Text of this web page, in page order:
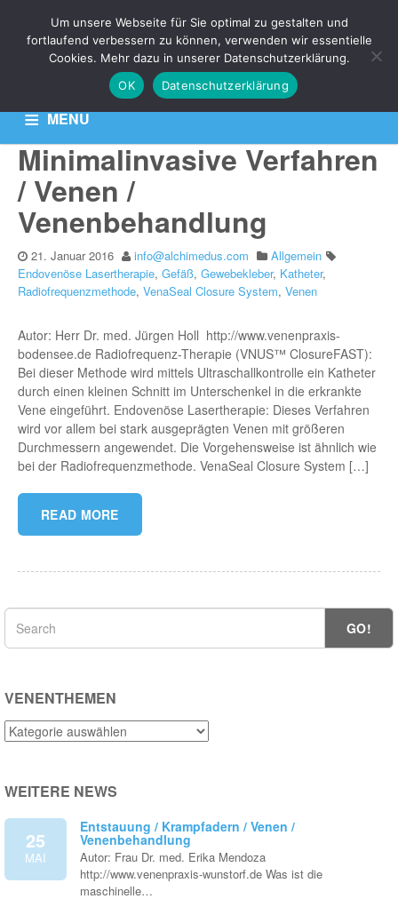
MENU
HOME KONTAKT DATENSCHUTZERKLÄRUNG
THEMA:
Aktuelle News zu Ihren Venen-Themen: Krampfadern,
Besenreiser & Co
Minimalinvasive Verfahren
/ Venen /
Venenbehandlung
21. Januar 2016 info@alchimedus.com
Allgemein
Endovenöse Lasertherapie, Gefäß, Gewebekleber, Katheter,
Radiofrequenzmethode, VenaSeal Closure System, Venen
Autor: Herr Dr. med. Jürgen Holl http://www.venenpraxis-
bodensee.de Radiofrequenz-Therapie (VNUS™ ClosureFAST):
Bei dieser Methode wird mittels Ultraschallkontrolle ein Katheter
durch einen kleinen Schnitt im Unterschenkel in die erkrankte
Vene eingeführt. Endovenöse Lasertherapie: Dieses Verfahren
wird vor allem bei stark ausgeprägten Venen mit größeren
Durchmessern angewendet. Die Vorgehensweise ist ähnlich wie
bei der Radiofrequenzmethode. VenaSeal Closure System […]
READ MORE
GO!
VENENTHEMEN
Venenthemen
WEITERE NEWS
25
MAI
Entstauung / Krampfadern / Venen /
Venenbehandlung
Autor: Frau Dr. med. Erika Mendoza
http://www.venenpraxis-wunstorf.de Was ist die
maschinelle…
Um unsere Webseite für Sie optimal zu gestalten und
fortlaufend verbessern zu können, verwenden wir essentielle
Cookies. Mehr dazu in unserer Datenschutzerklärung.
OK
Datenschutzerklärung